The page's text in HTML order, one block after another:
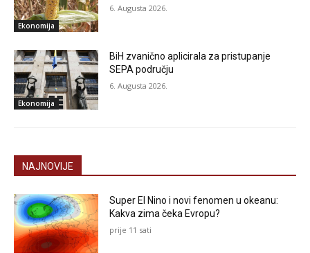
Ekonomija
6. Augusta 2026.
Ekonomija
BiH zvanično aplicirala za pristupanje
SEPA području
6. Augusta 2026.
NAJNOVIJE
Super El Nino i novi fenomen u okeanu:
Kakva zima čeka Evropu?
prije 11 sati